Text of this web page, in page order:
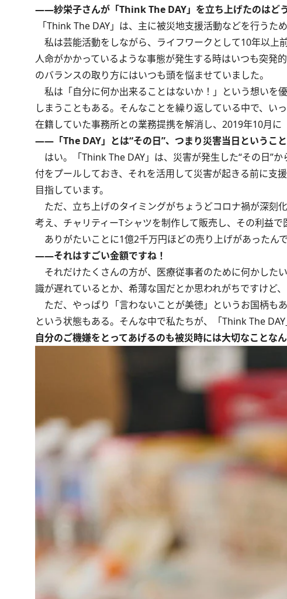
――紗栄子さんが「Think The DAY」を立ち上げたのはど
「Think The DAY」は、主に被災地支援活動などを行うた
私は芸能活動をしながら、ライフワークとして10年以上
人命がかかっているような事態が発生する時はいつも突発
のバランスの取り方にはいつも頭を悩ませていました。
私は「自分に何か出来ることはないか！」という想いを
しまうこともある。そんなことを繰り返している中で、い
在籍していた事務所との業務提携を解消し、2019年10月に
――「The DAY」とは“その日”、つまり災害当日ということ
はい。「Think The DAY」は、災害が発生した“その日”
付をプールしておき、それを活用して災害が起きる前に支
目指しています。
ただ、立ち上げのタイミングがちょうどコロナ禍が深刻
考え、チャリティーTシャツを制作して販売し、その利益
ありがたいことに1億2千万円ほどの売り上げがあったんで
――それはすごい金額ですね！
それだけたくさんの方が、医療従事者のために何かした
識が遅れているとか、希薄な国だとか思われがちですけど
ただ、やっぱり「言わないことが美徳」というお国柄も
という状態もある。そんな中で私たちが、「Think The
自分のご機嫌をとってあげるのも被災時には大切なことな